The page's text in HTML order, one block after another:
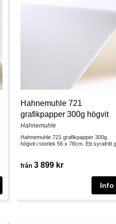
Hahnemuhle 721
grafikpapper 300g högvit
Hahnemuhle
Hahnemuhle 721 grafikpapper 300g
högvit i storlek 56 x 78cm. Ett syrafritt
från 3 899 kr